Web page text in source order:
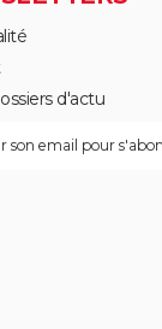
d'actu